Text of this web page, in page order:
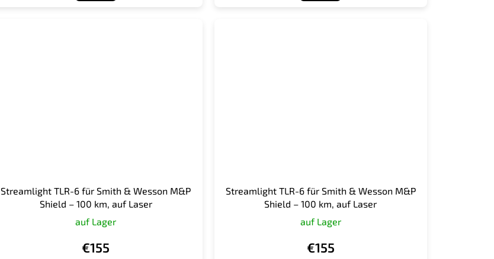
Streamlight TLR-6 für Smith & Wesson M&P
Shield – 100 km, auf Laser
auf Lager
€155
Streamlight TLR-6 für Smith & Wesson M&P
Shield – 100 km, auf Laser
auf Lager
€155